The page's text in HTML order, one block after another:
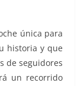
única para
historia y que
de seguidores
un recorrido